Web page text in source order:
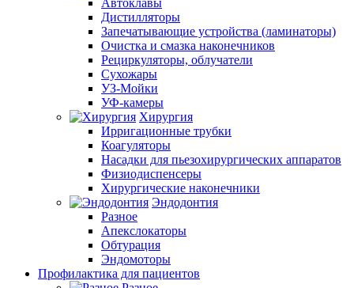
Автоклавы
Дистилляторы
Запечатывающие устройства (ламинаторы)
Очистка и смазка наконечников
Рециркуляторы, облучатели
Сухожары
УЗ-Мойки
УФ-камеры
Хирургия
Ирригационные трубки
Коагуляторы
Насадки для пьезохирургических аппаратов
Физиодиспенсеры
Хирургические наконечники
Эндодонтия
Разное
Апекслокаторы
Обтурация
Эндомоторы
Профилактика для пациентов